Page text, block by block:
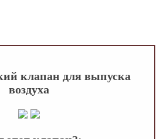
клапан для выпуска
воздуха